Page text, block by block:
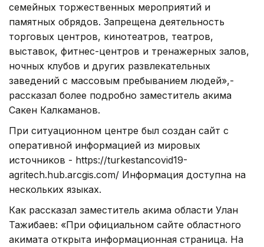
семейных торжественных мероприятий и
памятных обрядов. Запрещена деятельность
торговых центров, кинотеатров, театров,
выставок, фитнес-центров и тренажерных залов,
ночных клубов и других развлекательных
заведений с массовым пребыванием людей»,-
рассказал более подробно заместитель акима
Сакен Калкаманов.
При ситуационном центре был создан сайт с
оперативной информацией из мировых
источников - https://turkestancovid19-
agritech.hub.arcgis.com/ Информация доступна на
нескольких языках.
Как рассказал заместитель акима области Улан
Тажибаев: «При официальном сайте областного
акимата открыта информационная страница. На